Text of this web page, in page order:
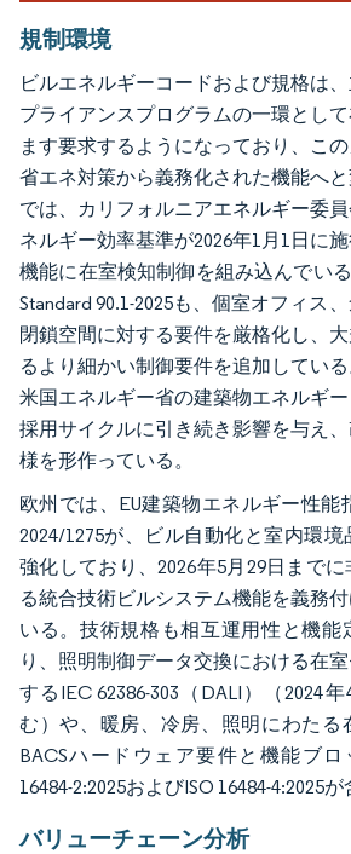
規制環境
ビルエネルギーコードおよび規格は
プライアンスプログラムの一環とし
ます要求するようになっており、こ
省エネ対策から義務化された機能へ
では、カリフォルニアエネルギー委
ネルギー効率基準が2026年1月1日に
機能に在室検知制御を組み込んでいる
Standard 90.1-2025も、個室オフィス
閉鎖空間に対する要件を厳格化し、
るより細かい制御要件を追加している
米国エネルギー省の建築物エネルギ
採用サイクルに引き続き影響を与え
様を形作っている。
欧州では、EU建築物エネルギー性能
2024/1275が、ビル自動化と室内環
強化しており、2026年5月29日まで
る統合技術ビルシステム機能を義務
いる。技術規格も相互運用性と機能
り、照明制御データ交換における在
するIEC 62386-303（DALI）（2024
む）や、暖房、冷房、照明にわたる
BACSハードウェア要件と機能ブロ
16484-2:2025およびISO 16484-4:2025が
バリューチェーン分析